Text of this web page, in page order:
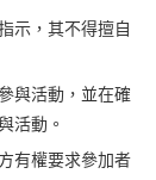
示，其不得擅自
與活動，並在確
活動。
有權要求參加者